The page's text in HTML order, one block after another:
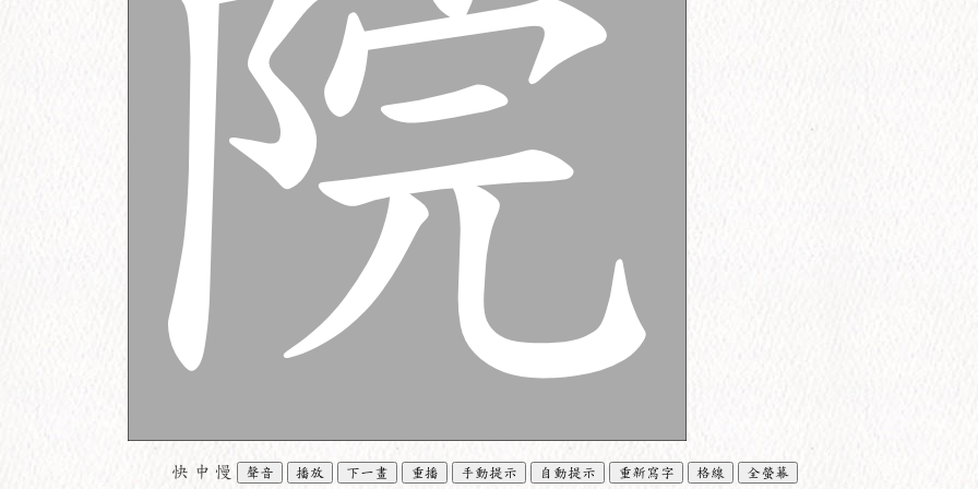
快 中 慢 聲音 播放 下一畫 重播 手動提示 自動提示 重新寫字 格線 全螢幕